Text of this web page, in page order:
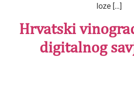
loze […]
Hrvatski
digitalnog